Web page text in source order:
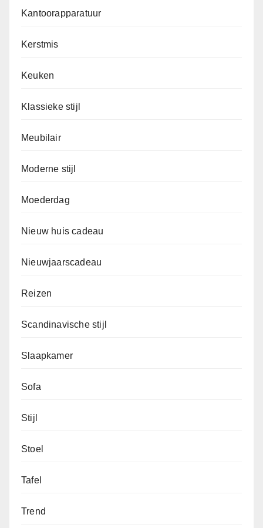
Kantoorapparatuur
Kerstmis
Keuken
Klassieke stijl
Meubilair
Moderne stijl
Moederdag
Nieuw huis cadeau
Nieuwjaarscadeau
Reizen
Scandinavische stijl
Slaapkamer
Sofa
Stijl
Stoel
Tafel
Trend